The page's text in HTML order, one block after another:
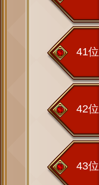
41位
42位
43位